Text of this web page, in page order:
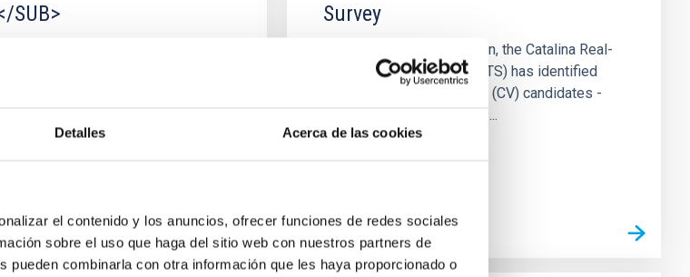
Detalles Acerca de las cookies
el contenido y los anuncios, ofrecer funciones de redes sociales
sobre el uso que haga del sitio web con nuestros partners de
pueden combinarla con otra información que les haya proporcionado o
SUB>
Survey
Over six years of operation, the Catalina Real-
time Transient Survey (CRTS) has identified
1043 cataclysmic variable (CV) candidates -
the largest sample of CVs...